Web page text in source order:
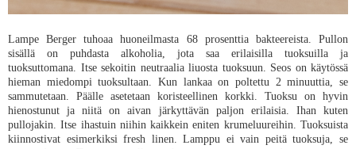
Lampe Berger tuhoaa huoneilmasta 68 prosenttia bakteereista. Pullon
sisällä on puhdasta alkoholia, jota saa erilaisilla tuoksuilla ja
tuoksuttomana. Itse sekoitin neutraalia liuosta tuoksuun. Seos on käytössä
hieman miedompi tuoksultaan. Kun lankaa on poltettu 2 minuuttia, se
sammutetaan. Päälle asetetaan koristeellinen korkki. Tuoksu on hyvin
hienostunut ja niitä on aivan järkyttävän paljon erilaisia. Ihan kuten
pullojakin. Itse ihastuin niihin kaikkein eniten krumeluureihin. Tuoksuista
kiinnostivat esimerkiksi fresh linen. Lamppu ei vain peitä tuoksuja, se